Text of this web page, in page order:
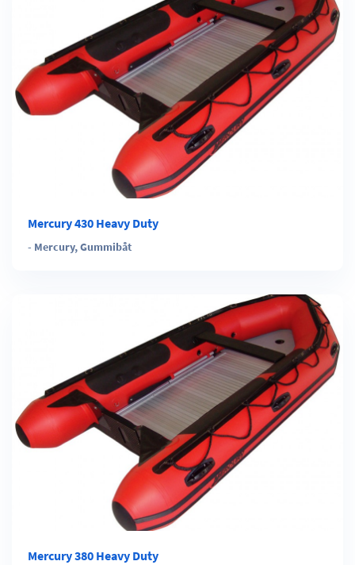
Mercury 430 Heavy Duty
- Mercury,Gummibåt
Mercury 380 Heavy Duty